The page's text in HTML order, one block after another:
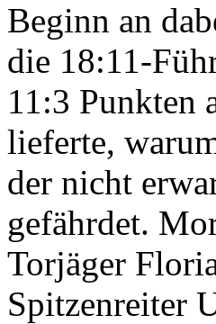
Beginn an
die 18:11-
11:3 Punkten
lieferte,
der nicht
gefährdet.
Torjäger
Spitzenreiter